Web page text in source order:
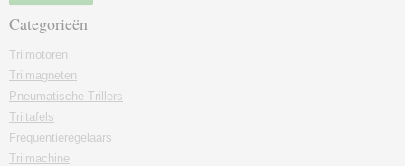
Categorieën
Trilmotoren
Trilmagneten
Pneumatische Trillers
Triltafels
Frequentieregelaars
Trilmachine